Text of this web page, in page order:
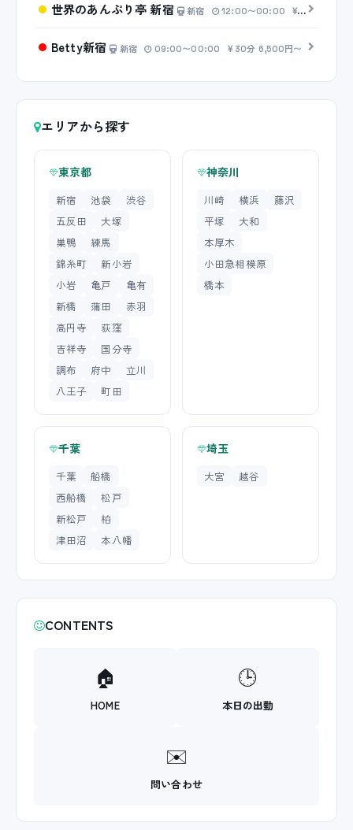
世界のあんぷり亭 新宿 新宿 12:00〜00:00 20分 2,500
Betty新宿 新宿 09:00〜00:00 30分 6,500円〜
エリアから探す
東京都
新宿 池袋
渋谷
五反田
大塚
巣鴨
練馬
錦糸町
新小岩
小岩
亀戸
亀有
新橋
蒲田
赤羽
高円寺
荻窪
吉祥寺
国分寺
調布
府中
立川
八王子
町田
神奈川
川崎 横浜
藤沢
平塚
大和
本厚木
小田急相模原
橋本
千葉
千葉
船橋
西船橋
松戸
新松戸
柏
津田沼
本八幡
埼玉
大宮 越谷
CONTENTS
🏠
HOME
🕒
本日の出勤
✉️
問い合わせ